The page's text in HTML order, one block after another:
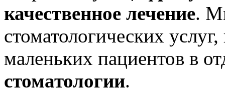
качественное лечение.
стоматологических
маленьких пациентов в
стоматологии.